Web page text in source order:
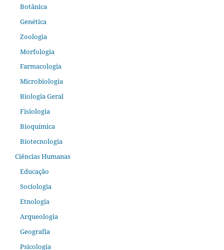
Botânica
Genética
Zoologia
Morfologia
Farmacologia
Microbiologia
Biologia Geral
Fisiologia
Bioquímica
Biotecnologia
Ciências Humanas
Educação
Sociologia
Etnologia
Arqueologia
Geografia
Psicologia